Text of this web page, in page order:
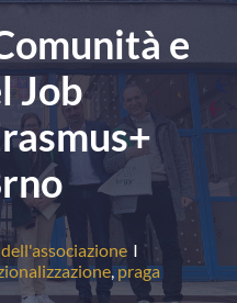
e
Job
I
,praga